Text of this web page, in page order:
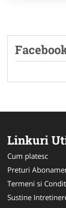
Linkuri
Cum platesc
Preturi
Termeni si
Sustine